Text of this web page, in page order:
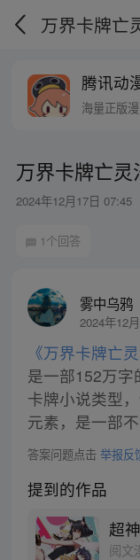
腾讯动
海量正版
万界卡牌亡
2024年12月17日 07:45
1个回答
雾中乌鸦
2024年12
《万界卡牌亡灵
是一部152万
卡牌小说类型
元素，是一部
答案问题点击 举报反
提到的作品
超
阅文